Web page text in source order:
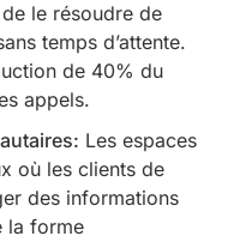
le résoudre de
temps d’attente.
de 40% du
appels.
Les espaces
où les clients de
des informations
la forme